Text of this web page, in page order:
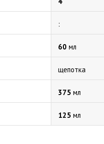
:
60 мл
щепотка
375 мл
125 мл